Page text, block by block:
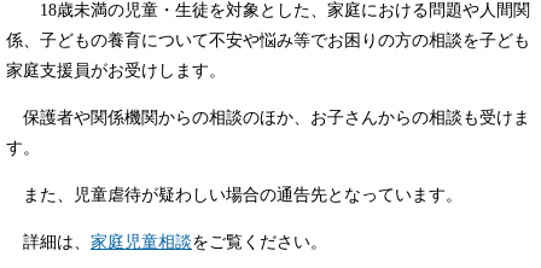
18歳未満の児童・生徒を対象とした、家庭における問題や人間関
係、子どもの養育について不安や悩み等でお困りの方の相談を子ども
家庭支援員がお受けします。
保護者や関係機関からの相談のほか、お子さんからの相談も受けま
す。
また、児童虐待が疑わしい場合の通告先となっています。
詳細は、 家庭児童相談をご覧ください。